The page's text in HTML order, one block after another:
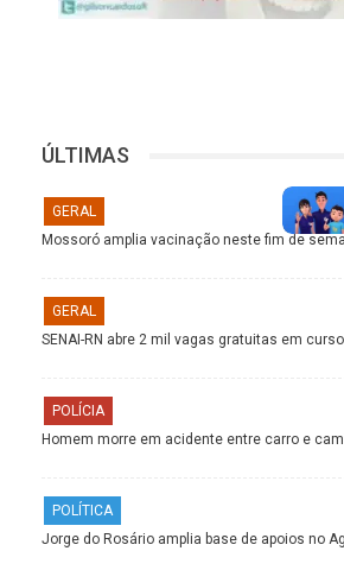
ÚLTIMAS
GERAL
Mossoró amplia vacinação neste fim de
GERAL
SENAI-RN abre 2 mil vagas gratuitas em
POLÍCIA
Homem morre em acidente entre carro e
POLÍTICA
Jorge do Rosário amplia base de apoios no